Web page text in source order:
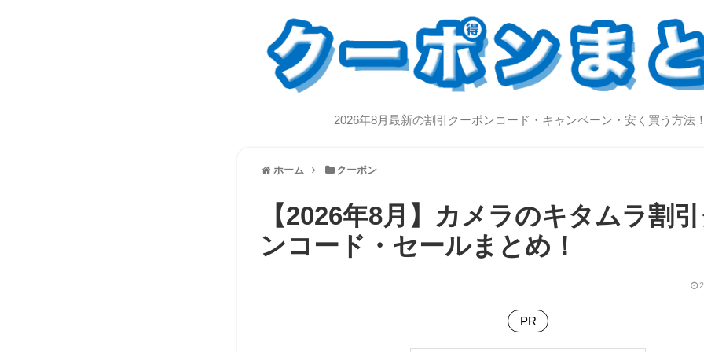
2026年8月最新の割引クーポンコード・キャンペーン・安く買う方法
ホーム クーポン
【2026年8月】カメラのキタムラ割
ンコード・セールまとめ！